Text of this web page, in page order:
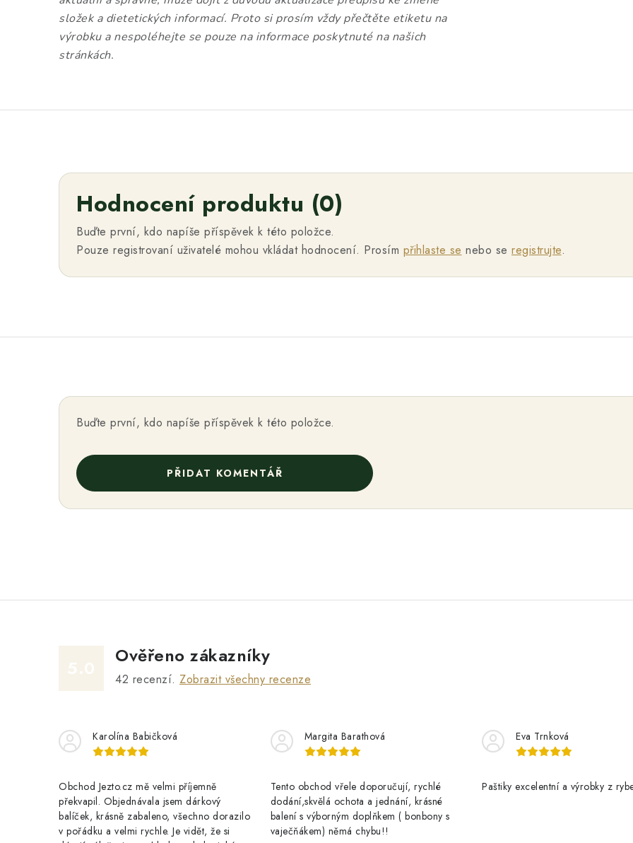
složek a dietetických informací. Proto si prosím vždy přečtěte etiketu na
výrobku a nespoléhejte se pouze na informace poskytnuté na našich
stránkách.
Hodnocení produktu (0)
Buďte první, kdo napíše příspěvek k této položce.
Pouze registrovaní uživatelé mohou vkládat hodnocení. Prosím přihlaste se nebo se registrujte.
Buďte první, kdo napíše příspěvek k této položce.
PŘIDAT KOMENTÁŘ
Ověřeno zákazníky
42 recenzí. Zobrazit všechny recenze
Karolína Babičková
Obchod Jezto.cz mě velmi příjemně
překvapil. Objednávala jsem dárkový
balíček, krásně zabaleno, všechno dorazilo
v pořádku a velmi rychle. Je vidět, že si
Margita Barathová
Tento obchod vřele doporučují, rychlé
dodání,skvělá ochota a jednání, krásné
balení s výborným doplňkem ( bonbony s
vaječňákem) němá chybu!!
Eva Trnková
Paštiky excelentní a výrobky z